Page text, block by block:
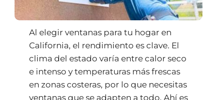
Al elegir ventanas para tu hogar en
California, el rendimiento es clave. El
clima del estado varía entre calor seco
e intenso y temperaturas más frescas
en zonas costeras, por lo que necesitas
ventanas que se adapten a todo. Ahí es